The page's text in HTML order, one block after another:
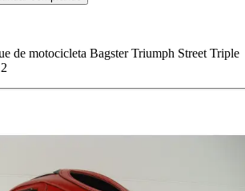
de motocicleta Bagster Triumph Street Triple